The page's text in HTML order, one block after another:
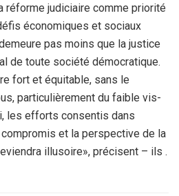
réforme judiciaire comme priorité
économiques et sociaux
pas moins que la justice
de toute société démocratique.
fort et équitable, sans le
particulièrement du faible vis-
les efforts consentis dans
et la perspective de la
illusoire», précisent – ils .